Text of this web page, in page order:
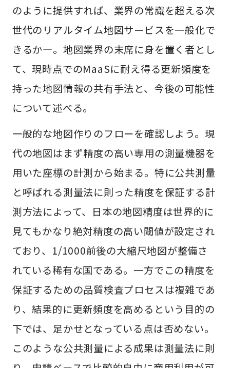
のように提供すれば、業界の常識を超える次
世代のリアルタイム地図サービスを一般化で
きるか―。地図業界の末席に身を置く者とし
て、現時点でのMaaSに耐え得る更新頻度を
持った地図情報の共有手法と、今後の可能性
について述べる。
一般的な地図作りのフローを確認しよう。現
代の地図はまず精度の高い専用の測量機器を
用いた座標の計測から始まる。特に公共測量
と呼ばれる測量法に則った精度を保証する計
測方法によって、日本の地図精度は世界的に
見てもかなり絶対精度の高い閾値が設定され
ており、1/1000前後の大縮尺地図が整備さ
れている稀有な国である。一方でこの精度を
保証するための品質検査プロセスは複雑であ
り、結果的に更新頻度を高めるという目的の
下では、足かせとなっている点は否めない。
このような公共測量による成果は測量法に則